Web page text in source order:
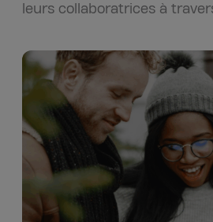
leurs collaboratrices à